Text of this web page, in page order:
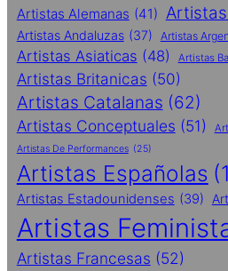
Artistas Alemanas (41)
Artistas Andaluzas (37) Artistas
Artistas Asiaticas (48) Artistas
Artistas Britanicas (50)
Artistas Catalanas (62)
Artistas Conceptuales (51)
Artistas De Performances (25)
Artistas Españolas
Artistas Estadounidenses (39)
Artistas
Artistas Francesas (52)